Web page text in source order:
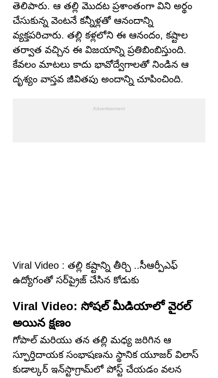
తెలిపారు. ఆ తల్లి మొదట ప్రశాంతంగా విని అర్థం
చేసుకున్న వెంటనే కన్నీళ్లతో ఆనందాన్ని
వ్యక్తపరిచారు. తల్లి కళ్లలోని ఈ ఆనందం, కష్టాల
తర్వాత వచ్చిన ఈ విజయాన్ని ప్రతిబింబిస్తుంది.
కేవలం మాటలు కాదు భావోద్వేగాలతో నిండిన ఆ
దృశ్యం వాస్తవ జీవితపు అందాన్ని చూపించింది.
Viral Video : తల్లి కష్టాన్ని తీర్చి ..సీఆర్పీఎఫ్
ఉద్యోగంతో సర్‌ప్రైజ్ చేసిన కోడుకు
Viral Video: సోషల్ మీడియాలో వైరల్
అయిన క్షణం
గోపాల్ మరియు తన తల్లి మధ్య జరిగిన ఆ
స్ఫూర్తిదాయక సంభాషణను స్థానిక యూజర్ విలాస్
కుడాల్కర్ ఇన్‌స్టాగ్రామ్‌లో పోస్ట్ చేయడం వలన